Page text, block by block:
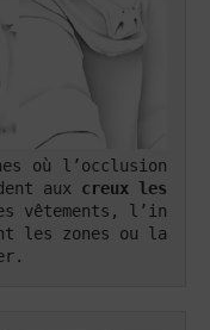
où l’occlusion
aux creux les
vêtements, l’in
les zones ou la